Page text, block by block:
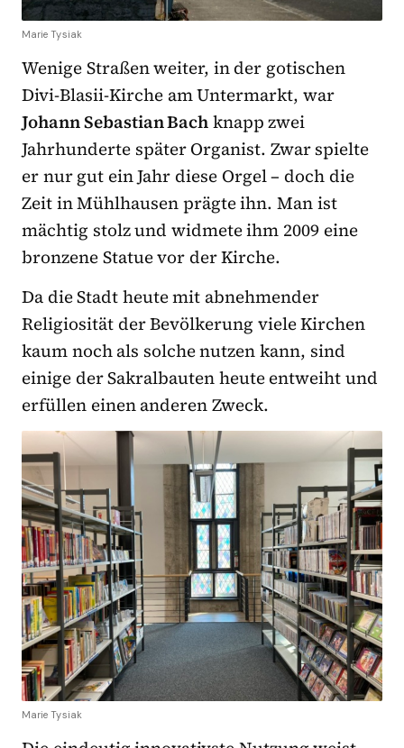
Marie Tysiak
Wenige Straßen weiter, in der gotischen
Divi-Blasii-Kirche am Untermarkt, war
Johann Sebastian Bachknapp zwei
Jahrhunderte später Organist. Zwar spielte
er nur gut ein Jahr diese Orgel – doch die
Zeit in Mühlhausen prägte ihn. Man ist
mächtig stolz und widmete ihm 2009 eine
bronzene Statue vor der Kirche.
Da die Stadt heute mit abnehmender
Religiosität der Bevölkerung viele Kirchen
kaum noch als solche nutzen kann, sind
einige der Sakralbauten heute entweiht und
erfüllen einen anderen Zweck.
Marie Tysiak